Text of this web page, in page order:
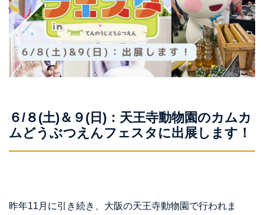
６/８(土)＆９(日)：天王寺動物園のカムカ
ムどうぶつえんフェスタに出展します！
昨年11月に引き続き、大阪の天王寺動物園で行われま